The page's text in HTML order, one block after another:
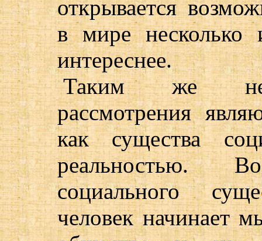
открывается
в мире несколько
интереснее.
Таким же
рассмотрения
как существа
реальностью.
социального
человек начинает